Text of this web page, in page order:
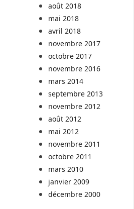
août 2018
mai 2018
avril 2018
novembre 2017
octobre 2017
novembre 2016
mars 2014
septembre 2013
novembre 2012
août 2012
mai 2012
novembre 2011
octobre 2011
mars 2010
janvier 2009
décembre 2000